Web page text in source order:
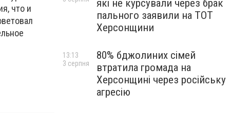
что и
які не курсували через брак
пального заявили на ТОТ
Херсонщини
80% бджолиних сімей
втратила громада на
Херсонщині через російську
агресію
13:13
3 серпня